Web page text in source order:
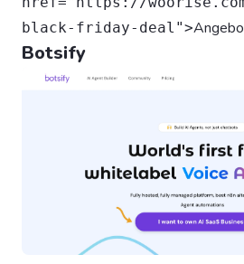
black-friday-deal">
Botsify